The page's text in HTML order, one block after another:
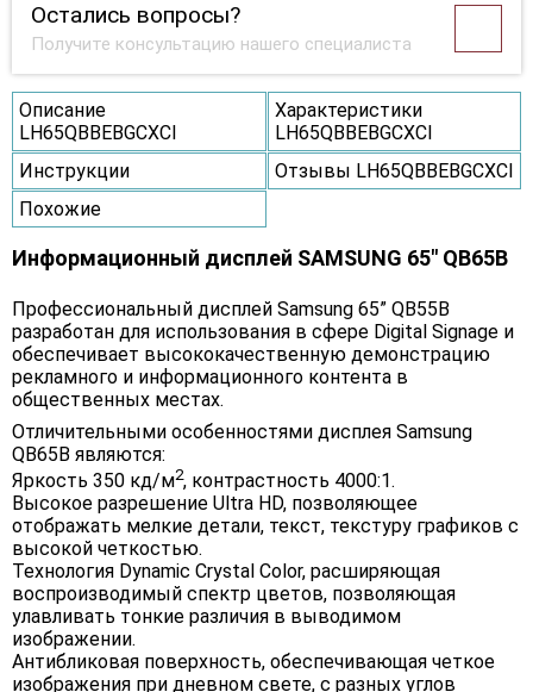
Остались вопросы?
Получите консультацию нашего специалиста
Описание
LH65QBBEBGCXCI
Характеристики
LH65QBBEBGCXCI
Инструкции
Отзывы LH65QBBEBGCXCI
Похожие
Информационный дисплей SAMSUNG 65" QB65B
Профессиональный дисплей Samsung 65” QB55B
разработан для использования в сфере Digital Signage и
обеспечивает высококачественную демонстрацию
рекламного и информационного контента в
общественных местах.
Отличительными особенностями дисплея Samsung
QB65B являются:
Яркость 350 кд/м2, контрастность 4000:1.
Высокое разрешение Ultra HD, позволяющее
отображать мелкие детали, текст, текстуру графиков с
высокой четкостью.
Технология Dynamic Crystal Color, расширяющая
воспроизводимый спектр цветов, позволяющая
улавливать тонкие различия в выводимом
изображении.
Антибликовая поверхность, обеспечивающая четкое
изображения при дневном свете, с разных углов